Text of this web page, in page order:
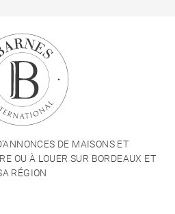
DE MAISONS ET
OU À LOUER SUR BORDEAUX ET
RÉGION